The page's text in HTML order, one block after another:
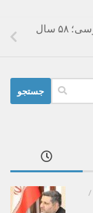
تهران قدیم| تصویر دیده نشده از خیابان فردوسی؛ ۵۸ سال
/